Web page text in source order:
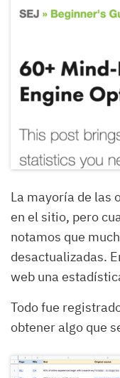
La mayoría de las
en el sitio, pero
notamos que
desactualizadas.
web una
Todo fue
obtener algo que